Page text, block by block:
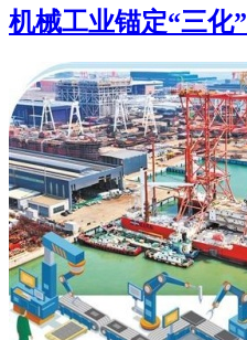
机械工业锚定“三化